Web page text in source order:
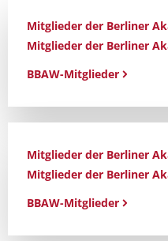
Mitglieder der Berliner
Mitglieder der Berliner
BBAW-Mitglieder
Mitglieder der Berliner
Mitglieder der Berliner
BBAW-Mitglieder